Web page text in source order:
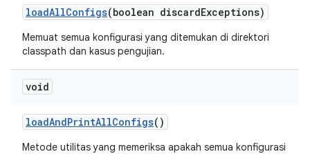
loadAllConfigs(boolean discardExceptions)
Memuat semua konfigurasi yang ditemukan di direktori
classpath dan kasus pengujian.
void
loadAndPrintAllConfigs()
Metode utilitas yang memeriksa apakah semua konfigurasi